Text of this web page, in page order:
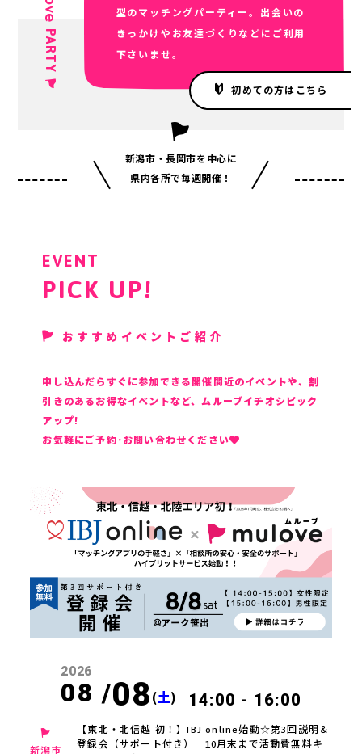
PARTY
型のマッチングパーティー。出会いの
きっかけやお友達づくりなどにご利用
下さいませ。
初めての方はこちら
新潟市・長岡市を中心に
県内各所で毎週開催！
EVENT
PICK UP!
おすすめイベントご紹介
申し込んだらすぐに参加できる開催間近のイベントや、割
引きのあるお得なイベントなど、ムルーブイチオシピック
アップ!
お気軽にご予約･お問い合わせください
2026
08 /08 (土) 14:00 - 16:00
新潟市
【東北・北信越 初！】IBJ online始動☆第3回説明＆
登録会（サポート付き） 10月末まで活動費無料キ